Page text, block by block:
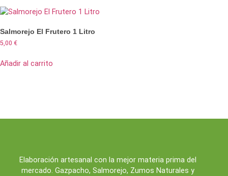
Salmorejo El Frutero 1 Litro
5,00 €
Añadir al carrito
Elaboración artesanal con la mejor materia prima del
mercado. Gazpacho, Salmorejo, Zumos Naturales y